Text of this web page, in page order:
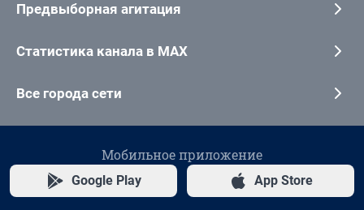
Предвыборная агитация
Статистика канала в MAX
Все города сети
Мобильное приложение
Google Play App Store